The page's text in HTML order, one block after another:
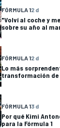
FÓRMULA 12 d
"Volví al coche y
sobre su año al
FÓRMULA 12 d
Lo más
transformación de
FÓRMULA 13 d
Por qué Kimi
para la Fórmula 1